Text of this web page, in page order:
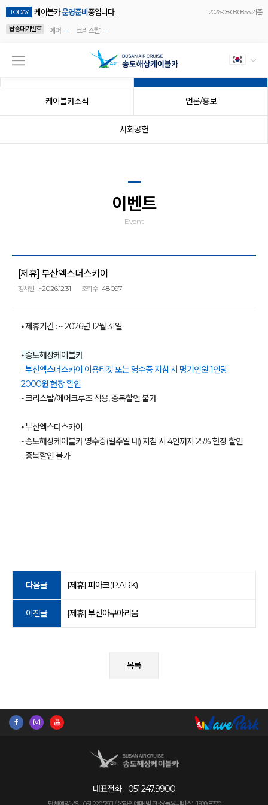
TODAY 케이블카운영준비 중입니다.
2026-08-08 08:55 기준
탑승대기번호
에어 - 크리스탈 -
케이블카소식 언론/홍보
사회공헌
이벤트
Event
[제휴] 부산엑스더스카이
행사일 ~2026.12.31 조회수 48097
⦁ 제휴기간 : ~ 2026년 12월 31일
⦁ 송도해상케이블카
- 부산엑스더스카이 이용티켓 또는 영수증 지참 시 명기인원 1인당
2000원 현장 할인
- 크리스탈/에어크루즈 적용, 중복할인 불가
⦁ 부산엑스더스카이
- 송도해상케이블카 영수증(일주일 내) 지참 시 4인까지 25% 현장 할인
- 중복할인 불가
다음글 [제휴] 피아크(P.ARK)
이전글 [제휴] 부산아쿠아리움
목록
대표전화 : 051.247.9900